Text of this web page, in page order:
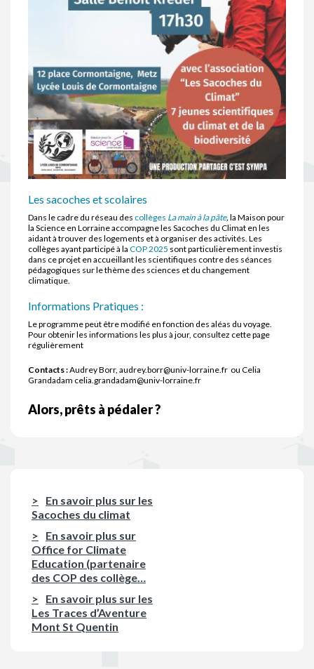
Les sacoches et scolaires
Dans le cadre du réseau des collèges La main à la pâte, la Maison pour
la Science en Lorraine accompagne les Sacoches du Climat en les
aidant à trouver des logements et à organiser des activités. Les
collèges ayant participé à la COP 2025 sont particulièrement investis
dans ce projet en accueillant les scientifiques contre des séances
pédagogiques sur le thème des sciences et du changement
climatique.
Informations Pratiques :
Le programme peut être modifié en fonction des aléas du voyage.
Pour obtenir les informations les plus à jour, consultez cette page
régulièrement
Contacts :Audrey Borr, audrey.borr@univ-lorraine.fr ou Celia
Grandadam celia.grandadam@univ-lorraine.fr
Alors, prêts à pédaler ?
En savoir plus sur les
Sacoches du climat
En savoir plus sur
Office for Climate
Education (partenaire
des COP des collège…
En savoir plus sur les
Les Traces d’Aventure
Mont St Quentin